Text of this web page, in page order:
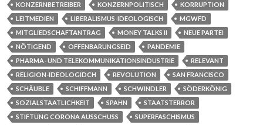
KONZERNBETREIBER
KONZERNPOLITISCH
KORRUPTION
LEITMEDIEN
LIBERALISMUS-IDEOLOGISCH
MGWFD
MITGLIEDSCHAFTANTRAG
MONEY TALKS II
NEUE PARTEI
NÖTIGEND
OFFENBARUNGSEID
PANDEMIE
PHARMA- UND TELEKOMMUNIKATIONSINDUSTRIE
RELEVANT
RELIGION-IDEOLOGIDCH
REVOLUTION
SAN FRANCISCO
SCHÄUBLE
SCHIFFMANN SCHWINDLER
SÖDERKÖNIG
SOZIALSTAATLICHKEIT
SPAHN
STAATSTERROR
STIFTUNG CORONA AUSSCHUSS
SUPERFASCHISMUS